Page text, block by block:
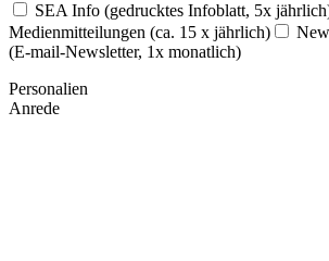
SEA Info (gedrucktes Infoblatt, 5x
Medienmitteilungen (ca. 15 x jährlich)
(E-mail-Newsletter, 1x monatlich)
Personalien
Anrede